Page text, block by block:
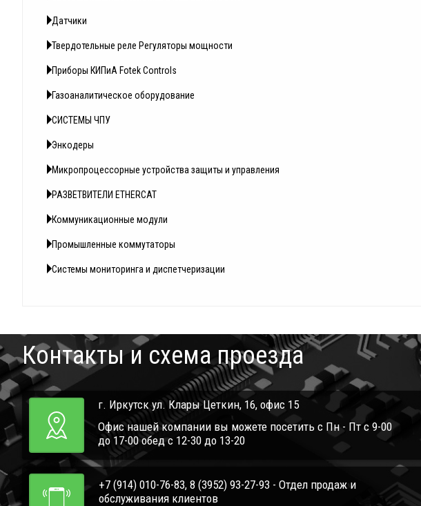
Датчики
Твердотельные реле Регуляторы мощности
Приборы КИПиА Fotek Controls
Газоаналитическое оборудование
СИСТЕМЫ ЧПУ
Энкодеры
Микропроцессорные устройства защиты и управления
РАЗВЕТВИТЕЛИ ETHERCAT
Коммуникационные модули
Промышленные коммутаторы
Системы мониторинга и диспетчеризации
Контакты и схема проезда
г. Иркутск ул. Клары Цеткин, 16, офис 15
Офис нашей компании вы можете посетить с Пн - Пт с 9-00
до 17-00 обед с 12-30 до 13-20
+7 (914) 010-76-83, 8 (3952) 93-27-93 - Отдел продаж и
обслуживания клиентов